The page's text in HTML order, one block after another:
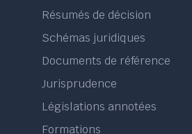
Résumés de décision
Schémas juridiques
Documents de référence
Jurisprudence
Législations annotées
Formations